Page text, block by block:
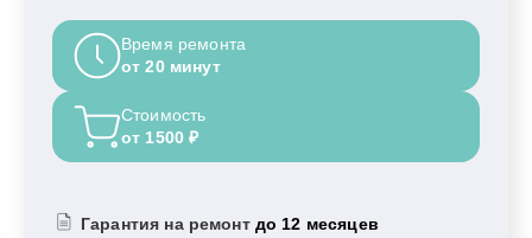
Время ремонта
от 20 минут
Стоимость
от 1500 ₽
Гарантия на ремонт до 12 месяцев